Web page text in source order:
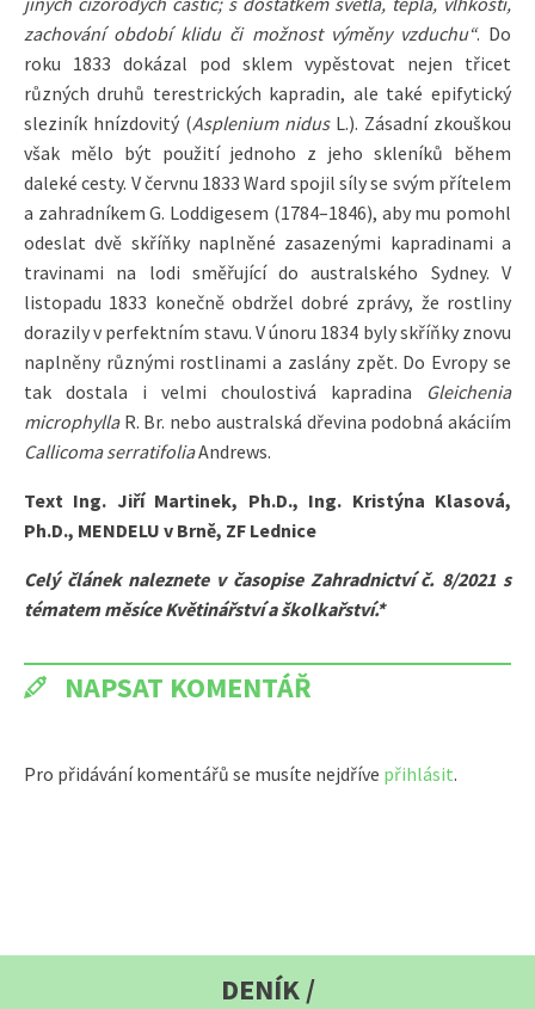
zachování období klidu či možnost výměny vzduchu“. Do
roku 1833 dokázal pod sklem vypěstovat nejen třicet
různých druhů terestrických kapradin, ale také epifytický
sleziník hnízdovitý (Asplenium nidus L.). Zásadní zkouškou
však mělo být použití jednoho z jeho skleníků během
daleké cesty. V červnu 1833 Ward spojil síly se svým přítelem
a zahradníkem G. Loddigesem (1784–1846), aby mu pomohl
odeslat dvě skříňky naplněné zasazenými kapradinami a
travinami na lodi směřující do australského Sydney. V
listopadu 1833 konečně obdržel dobré zprávy, že rostliny
dorazily v perfektním stavu. V únoru 1834 byly skříňky znovu
naplněny různými rostlinami a zaslány zpět. Do Evropy se
tak dostala i velmi choulostivá kapradina
Gleichenia
microphyllaR. Br. nebo australská dřevina podobná akáciím
Callicoma serratifoliaAndrews.
Text Ing. Jiří Martinek, Ph.D., Ing. Kristýna Klasová,
Ph.D., MENDELU v Brně, ZF Lednice
Celý článek naleznete v časopise Zahradnictví č. 8/2021 s
tématem měsíce Květinářství a školkařství.*
NAPSAT KOMENTÁŘ
Pro přidávání komentářů se musíte nejdříve přihlásit.
DENÍK /